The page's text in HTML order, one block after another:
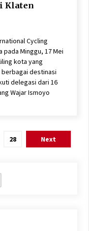
Klaten
Cycling
pada Minggu, 17 Mei
kota yang
destinasi
delegasi dari 16
Wajar Ismoyo
28 Next